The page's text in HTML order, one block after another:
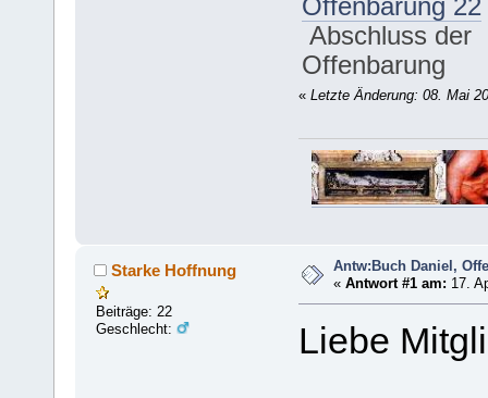
Offenbarung 22
Abschluss der
Offenbarung
« Letzte Änderung: 08. Mai
Starke Hoffnung
Beiträge: 22
Geschlecht:
Antw:Buch Daniel,
«Antwort #1 am: 17.
Liebe